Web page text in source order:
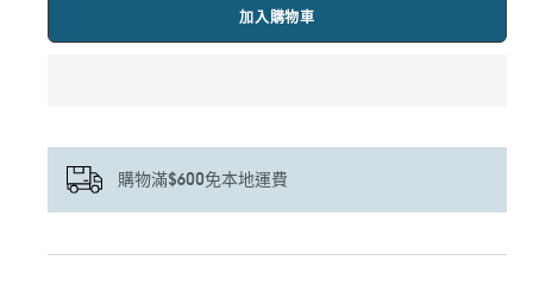
加入購物車
購物滿$600免本地運費
正